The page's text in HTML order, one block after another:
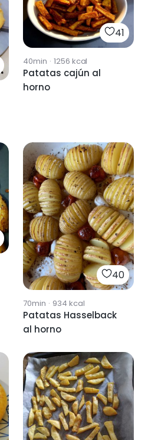
41
40min · 1256 kcal
Patatas cajún al
horno
40
70min · 934 kcal
Patatas Hasselback
al horno